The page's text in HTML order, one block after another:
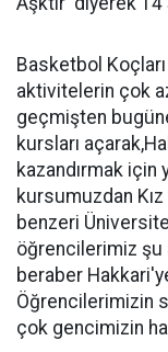
Basketbol
aktivitelerin çok
geçmişten
kursları
kazandırmak için
kursumuzdan
benzeri
öğrencilerimiz şu
beraber
Öğrencilerimizin
çok gencimizin